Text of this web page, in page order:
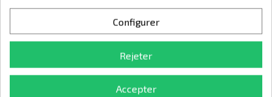
Commande rapide
Service client disponible
Pourquoi nous faire
confiance ?
Plus de 40 ans d’expérience
Configurer
Rejeter
Accepter